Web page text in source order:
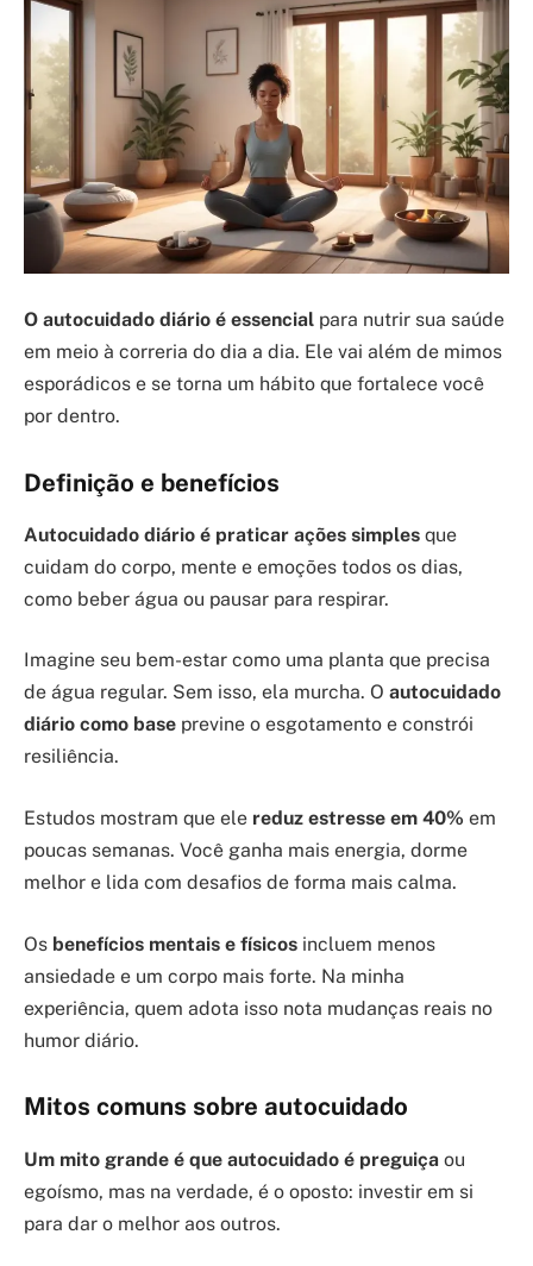
O autocuidado diário é essencial para nutrir sua saúde
em meio à correria do dia a dia. Ele vai além de mimos
esporádicos e se torna um hábito que fortalece você
por dentro.
Definição e benefícios
Autocuidado diário é praticar ações simples que
cuidam do corpo, mente e emoções todos os dias,
como beber água ou pausar para respirar.
Imagine seu bem-estar como uma planta que precisa
de água regular. Sem isso, ela murcha. O autocuidado
diário como base previne o esgotamento e constrói
resiliência.
Estudos mostram que ele reduz estresse em 40% em
poucas semanas. Você ganha mais energia, dorme
melhor e lida com desafios de forma mais calma.
Os benefícios mentais e físicos incluem menos
ansiedade e um corpo mais forte. Na minha
experiência, quem adota isso nota mudanças reais no
humor diário.
Mitos comuns sobre autocuidado
Um mito grande é que autocuidado é preguiça ou
egoísmo, mas na verdade, é o oposto: investir em si
para dar o melhor aos outros.